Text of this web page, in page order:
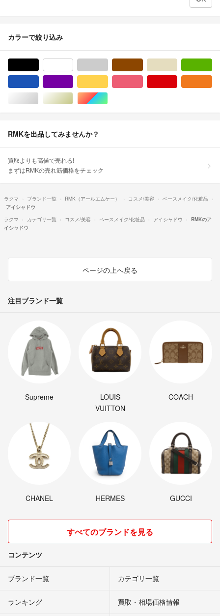
カラーで絞り込み
シルバー/銀色系ゴールド/金色系マルチカラー
RMKを出品してみませんか？
買取よりも高値で売れる!
まずはRMKの売れ筋価格をチェック
ラクマ ブランド一覧 RMK（アールエムケー） コスメ/美容
ベースメイク/化粧品
アイシャドウ
ラクマ
カテゴリ一覧 コスメ/美容 ベースメイク/化粧品 アイシャドウ
RMKのア
イシャドウ
ページの上へ戻る
注目ブランド一覧
Supreme
LOUIS
VUITTON
COACH
CHANEL HERMES GUCCI
すべてのブランドを見る
コンテンツ
ブランド一覧 カテゴリ一覧
ランキング 買取・相場価格情報